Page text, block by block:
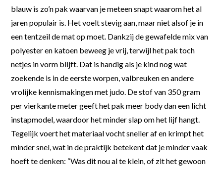
blauw is zo’n pak waarvan je meteen snapt waarom het al
jaren populair is. Het voelt stevig aan, maar niet alsof je in
een tentzeil de mat op moet. Dankzij de gewafelde mix van
polyester en katoen beweeg je vrij, terwijl het pak toch
netjes in vorm blijft. Dat is handig als je kind nog wat
zoekende is in de eerste worpen, valbreuken en andere
vrolijke kennismakingen met judo. De stof van 350 gram
per vierkante meter geeft het pak meer body dan een licht
instapmodel, waardoor het minder slap om het lijf hangt.
Tegelijk voert het materiaal vocht sneller af en krimpt het
minder snel, wat in de praktijk betekent dat je minder vaak
hoeft te denken: “Was dit nou al te klein, of zit het gewoon